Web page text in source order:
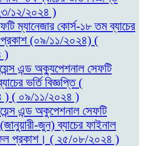
১২/২০২৪ )
ম্যানেজার কোর্স-১৮ তম ব্যাচের
প্রকাশ (০৯/১১/২০২৪) (
)
এন্ড অক্যুপেশনাল সেফটি
ভর্তি বিজ্ঞপ্তি (
) ( ০৯/১১/২০২৪ )
এন্ড অকুপেশনাল সেফটি
জুন) ব্যাচের ফাইনাল
প্রকাশ। ( ২৫/০৮/২০২৪ )